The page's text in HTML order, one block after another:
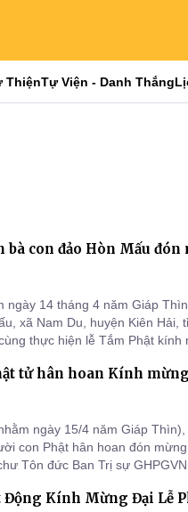
ThiệnTự Viện - Danh Thắng
bà con đảo Hòn Mấu đón
ngày 14 tháng 4 năm Giáp
xã Nam Du, huyện Kiên Hải,
thực hiện lễ Tắm Phật kính
tử hân hoan Kính
ngày 15/4 năm Giáp
con Phật hân hoan đón
Tôn đức Ban Trị sự GHPGVN
TP.Mỹ Tho.
Động Kính Mừng Đại Lễ